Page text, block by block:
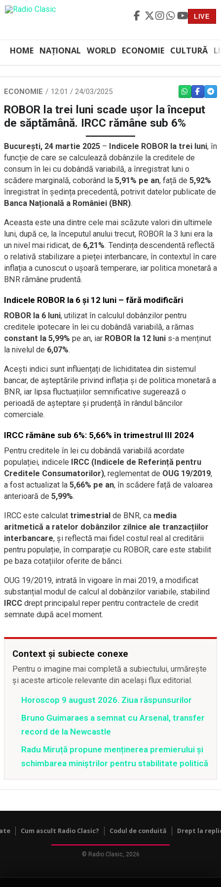
LIVE
HOME NAȚIONAL WORLD ECONOMIE CULTURĂ
ECONOMIE 12:01 / 24/03/2025 WHATSAPP
ROBOR la trei luni scade ușor la început
de săptămână. IRCC rămâne sub 6%
București, 24 martie 2025 – Indicele ROBOR la trei luni, în
funcție de care se calculează dobânzile la creditele de
consum în lei cu dobândă variabilă, a înregistrat luni o
scădere marginală, coborând la 5,91% pe an, față de 5,92%
înregistrat în ședința precedentă, potrivit datelor publicate de
Banca Națională a României (BNR).
Aceasta este una dintre cele mai scăzute valori din ultimele
luni, după ce, la începutul anului trecut, ROBOR la 3 luni era la
un nivel mai ridicat, de 6,21%. Tendința descendentă reflectă
o relativă stabilizare a pieței interbancare, în contextul în care
inflația a cunoscut o ușoară temperare, iar politica monetară a
BNR rămâne prudentă.
Indicele ROBOR la 6 și 12 luni – fără modificări
ROBOR la 6 luni, utilizat în calculul dobânzilor pentru
creditele ipotecare în lei cu dobândă variabilă, a rămas
constant la 5,99% pe an, iar ROBOR la 12 luni s-a menținut
la nivelul de 6,07%.
Acești indici sunt influențați de lichiditatea din sistemul
bancar, de așteptările privind inflația și de politica monetară a
BNR, iar lipsa fluctuațiilor semnificative sugerează o
perioadă de așteptare și prudență în rândul băncilor
comerciale.
IRCC rămâne sub 6%: 5,66% în trimestrul III 2024
Pentru creditele în lei cu dobândă variabilă acordate
populației, indicele
IRCC (Indicele de Referință pentru
Creditele Consumatorilor), reglementat de OUG 19/2019,
a fost actualizat la 5,66% pe an, în scădere față de valoarea
anterioară de 5,99%.
IRCC este calculat trimestrial de BNR, ca media
aritmetică a ratelor dobânzilor zilnice ale tranzacțiilor
interbancare, și reflectă mai fidel costul real al creditării
pentru populație, în comparație cu ROBOR, care este stabilit
pe baza cotațiilor oferite de bănci.
OUG 19/2019, intrată în vigoare în mai 2019, a modificat
substanțial modul de calcul al dobânzilor variabile, stabilind
IRCC drept principalul reper pentru contractele de credit
semnate după acel moment.
Context și subiecte conexe
Pentru o imagine mai completă a subiectului, urmărește
și aceste articole relevante din același flux editorial.
Horoscop 9 august 2026. Ziua răspunsurilor
Bruno Guimaraes a semnat cu Arsenal, transfer
record de la Newcastle
Radu Miruță propune menținerea premierului și
schimbarea miniștrilor pentru stabilitate politică
Cum ascult Radio Clasic? Codul de conduită Drept la
© Radio Clasic, 2026